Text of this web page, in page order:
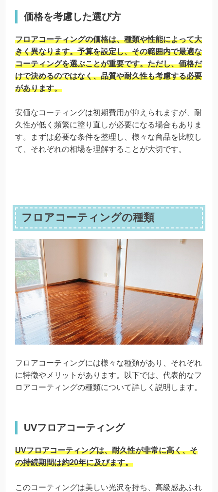
価格を考慮した選び方
フロアコーティングの価格は、種類や性能によって大
きく異なります。予算を設定し、その範囲内で最適な
コーティングを選ぶことが重要です。ただし、価格だ
けで決めるのではなく、品質や耐久性も考慮する必要
があります。
安価なコーティングは初期費用が抑えられますが、耐
久性が低く頻繁に塗り直しが必要になる場合もありま
す。まずは必要な条件を整理し、様々な商品を比較し
て、それぞれの相場を理解することが大切です。
フロアコーティングの種類
フロアコーティングには様々な種類があり、それぞれ
に特徴やメリットがあります。以下では、代表的なフ
ロアコーティングの種類について詳しく説明します。
UVフロアコーティング
UVフロアコーティングは、耐久性が非常に高く、そ
の持続期間は約20年に及びます。
このコーティングは美しい光沢を持ち、高級感あふれ